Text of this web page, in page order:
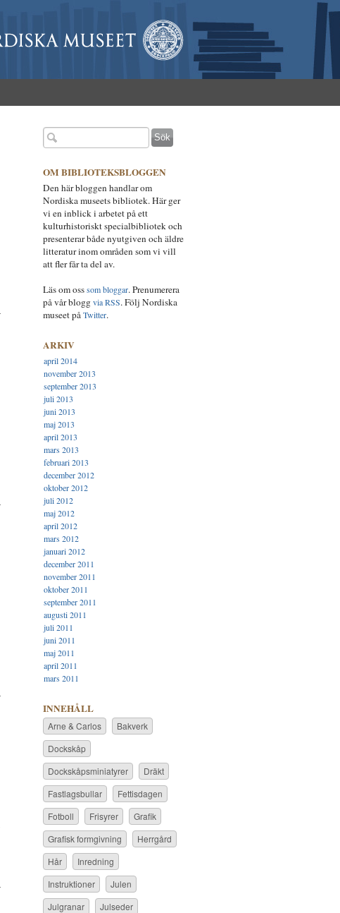
OM BIBLIOTEKSBLOGGEN
Den här bloggen handlar om
Nordiska museets bibliotek. Här ger
vi en inblick i arbetet på ett
kulturhistoriskt specialbibliotek och
presenterar både nyutgiven och äldre
litteratur inom områden som vi vill
att fler får ta del av.
Läs om osssom bloggar. Prenumerera
på vår bloggvia RSS. Följ Nordiska
museet påTwitter.
ARKIV
april 2014
november 2013
september 2013
juli 2013
juni 2013
maj 2013
april 2013
mars 2013
februari 2013
december 2012
oktober 2012
juli 2012
maj 2012
april 2012
mars 2012
januari 2012
december 2011
november 2011
oktober 2011
september 2011
augusti 2011
juli 2011
juni 2011
maj 2011
april 2011
mars 2011
INNEHÅLL
Arne & Carlos
Bakverk
Dockskåp
Dockskåpsminiatyrer
Dräkt
Fastlagsbullar
Fettisdagen
Fotboll
Frisyrer
Grafik
Grafisk formgivning
Herrgård
Hår
Inredning
Instruktioner
Julen
Julgranar
Julseder